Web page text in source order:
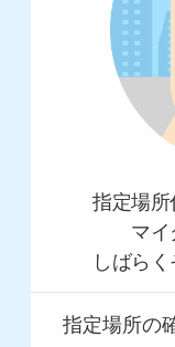
指定場所
マイ
しばら
指定場所の